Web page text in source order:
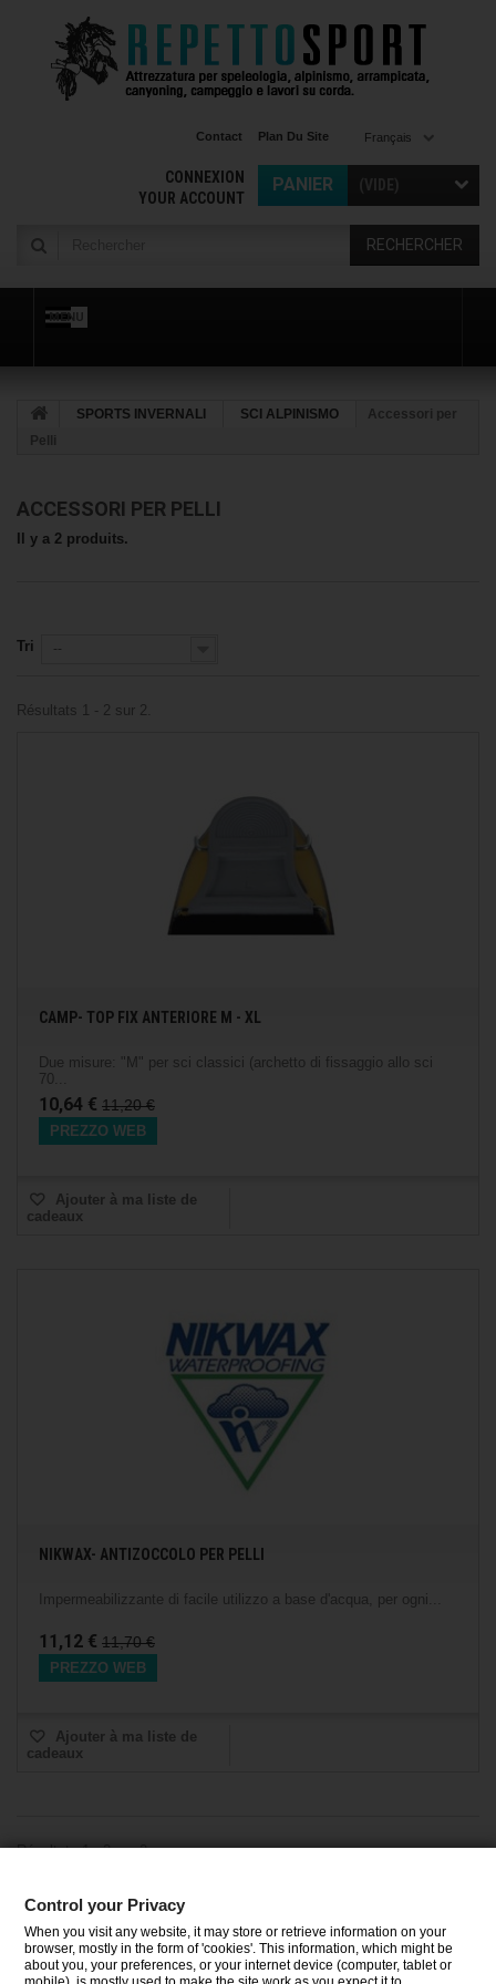
Français
Contact Plan Du Site
PANIER
CONNEXION
YOUR ACCOUNT
RECHERCHER
MENU
SPORTS INVERNALI SCI ALPINISMO
Accessori per
Pelli
ACCESSORI PER PELLI
Il y a 2 produits.
Tri --
Résultats 1 - 2 sur 2.
CAMP- TOP FIX ANTERIORE M - XL
Due misure: "M" per sci classici (archetto di fissaggio allo sci
70...
10,64 € 11,20 €
PREZZO WEB
Ajouter à ma liste de
cadeaux
NIKWAX- ANTIZOCCOLO PER PELLI
Impermeabilizzante di facile utilizzo a base d'acqua, per ogni...
11,12 € 11,70 €
PREZZO WEB
Ajouter à ma liste de
cadeaux
Résultats 1 - 2 sur 2.
CATÉGORIES
Control your Privacy
When you visit any website, it may store or retrieve information on your
browser, mostly in the form of 'cookies'. This information, which might be
about you, your preferences, or your internet device (computer, tablet or